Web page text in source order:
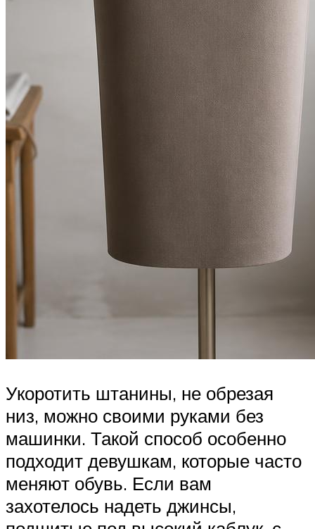
Укоротить штанины, не обрезая
низ, можно своими руками без
машинки. Такой способ особенно
подходит девушкам, которые часто
меняют обувь. Если вам
захотелось надеть джинсы,